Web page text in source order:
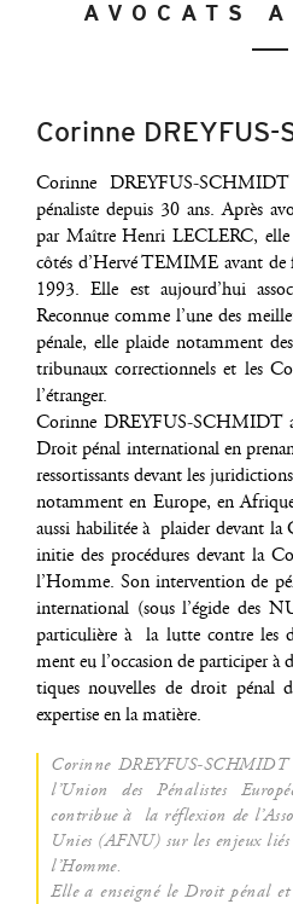
AVOCATS
Corinne DREYFUS-
Corinne DREYFUS-
péna­liste depuis 30 ans. Après
par Maître Hen­ri LECLERC, elle
côtés d’Her­vé TEMIME avant de
1993. Elle est aujourd’­hui
Recon­nue comme l’une des
pénale, elle plaide notam­ment
tri­bu­naux cor­rec­tion­nels et les
l’étranger.
Corinne DREYFUS-SCHMIDT
Droit pénal inter­na­tio­nal en
res­sor­tis­sants devant les
notam­ment en Europe, en
aus­si habi­li­tée à plai­der devant la
ini­tie des pro­cé­dures devant la
l’Homme. Son inter­ven­tion de
inter­na­tio­nal (sous l’é­gide des
par­ti­cu­lière à la lutte contre les
ment eu l’oc­ca­sion de par­ti­ci­per à
tiques nou­velles de droit pénal
exper­tise en la matière.
Corinne DREYFUS-SCHMIDT
l’U­nion des Péna­listes
contri­bue à la réflexion de
Unies (AFNU) sur les enjeux
l’Homme.
Elle a ensei­gné le Droit pénal